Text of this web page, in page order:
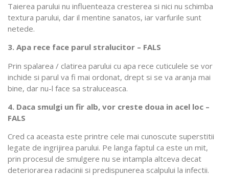
Taierea parului nu influenteaza cresterea si nici nu schimba
textura parului, dar il mentine sanatos, iar varfurile sunt
netede.
3. Apa rece face parul stralucitor – FALS
Prin spalarea / clatirea parului cu apa rece cuticulele se vor
inchide si parul va fi mai ordonat, drept si se va aranja mai
bine, dar nu-l face sa straluceasca.
4. Daca smulgi un fir alb, vor creste doua in acel loc –
FALS
Cred ca aceasta este printre cele mai cunoscute superstitii
legate de ingrijirea parului. Pe langa faptul ca este un mit,
prin procesul de smulgere nu se intampla altceva decat
deteriorarea radacinii si predispunerea scalpului la infectii.